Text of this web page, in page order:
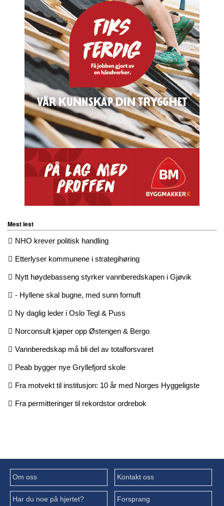
Mest lest
NHO krever politisk handling
Etterlyser kommunene i strategihøring
Nytt høydebasseng styrker vannberedskapen i Gjøvik
- Hyllene skal bugne, med sunn fornuft
Ny daglig leder i Oslo Tegl & Puss
Norconsult kjøper opp Østengen & Bergo
Vannberedskap må bli del av totalforsvaret
Peab bygger nye Gryllefjord skole
Fra motvekt til institusjon: 10 år med Norges Hyggeligste
Fra permitteringer til rekordstor ordrebok
Om oss Kontakt oss
Har du noe på hjertet? Forsprang